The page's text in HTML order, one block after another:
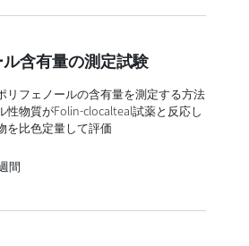
含有量の測定試験
リフェノールの含有量を測定する方法
性物質がFolin-clocalteal試薬と反応し
を比色定量して評価
間